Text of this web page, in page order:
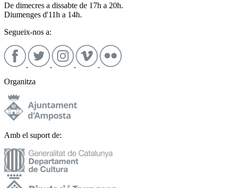
De dimecres a dissabte de 17h a 20h.
Diumenges d'11h a 14h.
Segueix-nos a:
Organitza
Amb el suport de: